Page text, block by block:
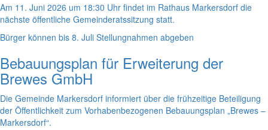
Am 11. Juni 2026 um 18:30 Uhr findet im Rathaus Markersdorf die
nächste öffentliche Gemeinderatssitzung statt.
Bürger können bis 8. Juli Stellungnahmen abgeben
Bebauungsplan für Erweiterung der
Brewes GmbH
Die Gemeinde Markersdorf informiert über die frühzeitige Beteiligung
der Öffentlichkeit zum Vorhabenbezogenen Bebauungsplan „Brewes –
Markersdorf“.